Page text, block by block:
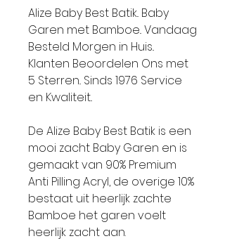
Alize Baby Best Batik.. Baby
Garen met Bamboe.. Vandaag
Besteld Morgen in Huis..
Klanten Beoordelen Ons met
5 Sterren.. Sinds 1976 Service
en Kwaliteit..
De Alize Baby Best Batik is een
mooi zacht Baby Garen en is
gemaakt van 90% Premium
Anti Pilling Acryl, de overige 10%
bestaat uit heerlijk zachte
Bamboe het garen voelt
heerlijk zacht aan.